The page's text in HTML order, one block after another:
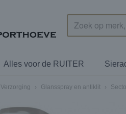
Alles voor de RUITER
Verzorging › Glansspray en antiklit ›